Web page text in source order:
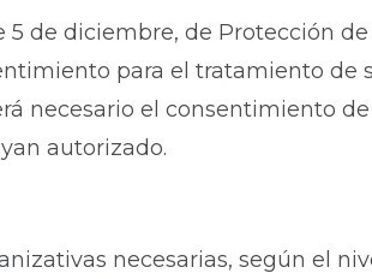
de diciembre, de Protección
para el tratamiento de
necesario el consentimiento
autorizado.
necesarias, según el